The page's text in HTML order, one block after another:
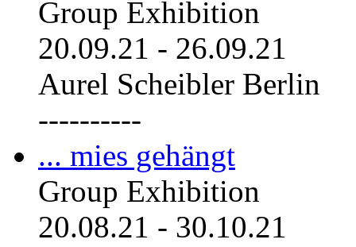
Group Exhibition
20.09.21 - 26.09.21
Aurel Scheibler Berlin
----------
... mies gehängt
Group Exhibition
20.08.21 - 30.10.21